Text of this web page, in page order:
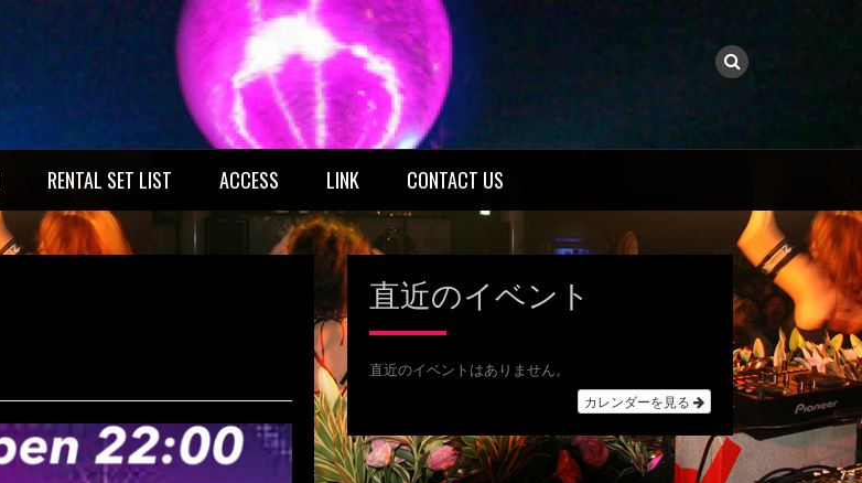
RENTAL SET LIST ACCESS LINK CONTACT US
直近のイベント
直近のイベントはありません。
カレンダーを見る